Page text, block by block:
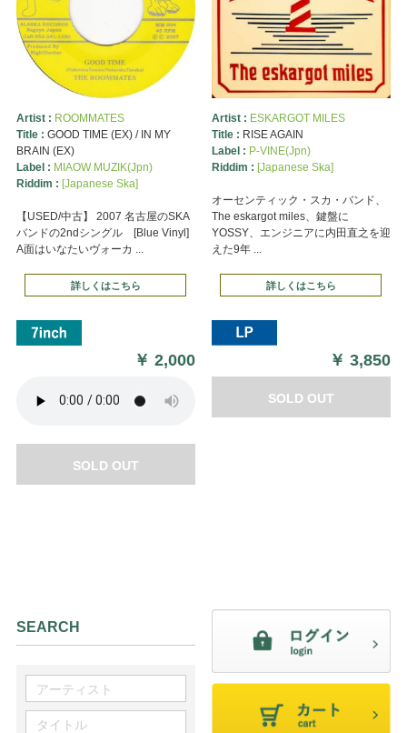
Artist : ROOMMATES
Title : GOOD TIME (EX) / IN MY
BRAIN (EX)
Label : MIAOW MUZIK(Jpn)
Riddim : [Japanese Ska]
【USED/中古】 2007 名古屋のSKA
バンドの2ndシングル [Blue Vinyl]
A面はいなたいヴォーカ ...
詳しくはこちら
￥2,000
SOLD OUT
Artist : ESKARGOT MILES
Title : RISE AGAIN
Label : P-VINE(Jpn)
Riddim : [Japanese Ska]
オーセンティック・スカ・バンド、
The eskargot miles、鍵盤に
YOSSY、エンジニアに内田直之を迎
えた9年 ...
詳しくはこちら
￥3,850
SOLD OUT
SEARCH